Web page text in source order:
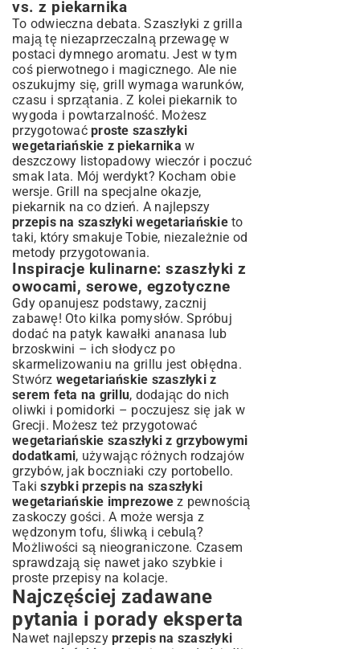
vs. z piekarnika
To odwieczna debata. Szaszłyki z grilla
mają tę niezaprzeczalną przewagę w
postaci dymnego aromatu. Jest w tym
coś pierwotnego i magicznego. Ale nie
oszukujmy się, grill wymaga warunków,
czasu i sprzątania. Z kolei piekarnik to
wygoda i powtarzalność. Możesz
przygotować proste szaszłyki
wegetariańskie z piekarnika w
deszczowy listopadowy wieczór i poczuć
smak lata. Mój werdykt? Kocham obie
wersje. Grill na specjalne okazje,
piekarnik na co dzień. A najlepszy
przepis na szaszłyki wegetariańskieto
taki, który smakuje Tobie, niezależnie od
metody przygotowania.
Inspiracje kulinarne: szaszłyki z
owocami, serowe, egzotyczne
Gdy opanujesz podstawy, zacznij
zabawę! Oto kilka pomysłów. Spróbuj
dodać na patyk kawałki ananasa lub
brzoskwini – ich słodycz po
skarmelizowaniu na grillu jest obłędna.
Stwórz wegetariańskie szaszłyki z
serem feta na grillu, dodając do nich
oliwki i pomidorki – poczujesz się jak w
Grecji. Możesz też przygotować
wegetariańskie szaszłyki z grzybowymi
dodatkami, używając różnych rodzajów
grzybów, jak boczniaki czy portobello.
Takiszybki przepis na szaszłyki
wegetariańskie imprezowe z pewnością
zaskoczy gości. A może wersja z
wędzonym tofu, śliwką i cebulą?
Możliwości są nieograniczone. Czasem
sprawdzają się nawet jako szybkie i
proste przepisy na kolacje.
Najczęściej zadawane
pytania i porady eksperta
Nawet najlepszy przepis na szaszłyki